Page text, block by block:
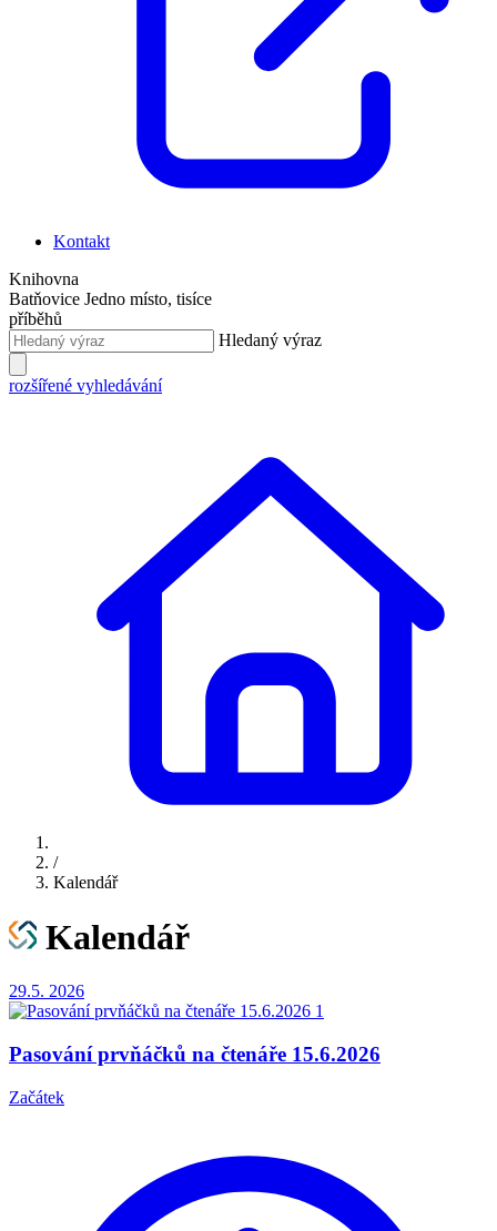
Kontakt
Knihovna
Batňovice Jedno místo, tisíce
příběhů
Hledaný výraz
rozšířené vyhledávání
/
Kalendář
Kalendář
29.5. 2026
Pasování prvňáčků na čtenáře 15.6.2026
Začátek